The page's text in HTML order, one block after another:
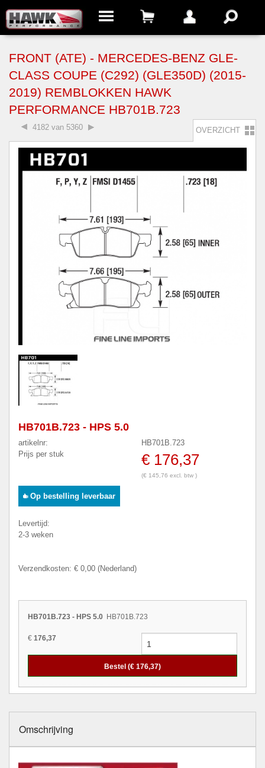
FRONT (ATE) - MERCEDES-BENZ GLE-
CLASS COUPE (C292) (GLE350D) (2015-
2019) REMBLOKKEN HAWK
PERFORMANCE HB701B.723
4182 van 5360 OVERZICHT
HB701B.723 - HPS 5.0
artikelnr:
HB701B.723
Prijs per stuk
€ 176,37
(€ 145,76 excl. btw )
Op bestelling leverbaar
Levertijd:
2-3 weken
Verzendkosten: € 0,00 (Nederland)
HB701B.723 - HPS 5.0 HB701B.723
€ 176,37
Bestel (€ 176,37)
Omschrijving